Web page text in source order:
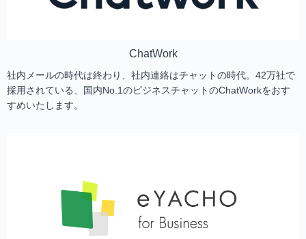
ChatWork
社内メールの時代は終わり、社内連絡はチャットの時代。42万社で
採用されている、国内No.1のビジネスチャットのChatWorkをおす
すめいたします。